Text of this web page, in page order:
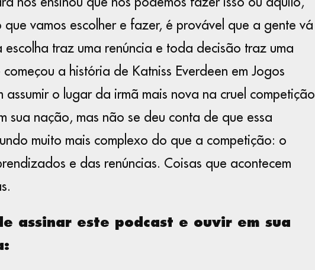
vamos escolher e fazer, é provável que a gente vá
traz uma renúncia e toda decisão traz uma
a história de Katniss Everdeen em Jogos
o lugar da irmã mais nova na cruel competição
sua nação, mas não se deu conta de que essa
muito mais complexo do que a competição: o
e das renúncias. Coisas que acontecem
assinar este podcast e ouvir em sua